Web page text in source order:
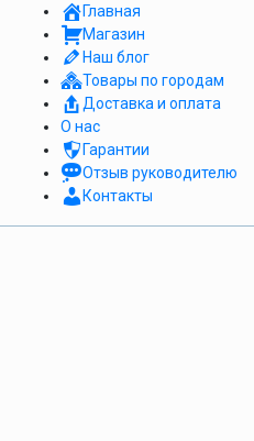
Главная
Магазин
Наш блог
Товары по городам
Доставка и оплата
О нас
Гарантии
Отзыв руководителю
Контакты